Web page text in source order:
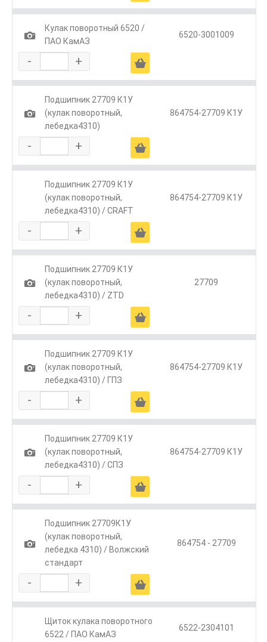
1
Кулак поворотный 6520 /
ПАО КамАЗ
6520-3001009
- + Ä
1
Подшипник 27709 К1У
(кулак поворотный,
лебедка4310)
864754-27709 К1У
- + Ä
Подшипник 27709 К1У
(кулак поворотный,
лебедка4310) / CRAFT
864754-27709 К1У
- + Ä
1
Подшипник 27709 К1У
(кулак поворотный,
лебедка4310) / ZTD
27709
- + Ä
1
Подшипник 27709 К1У
(кулак поворотный,
лебедка4310) / ГПЗ
864754-27709 К1У
- + Ä
1
Подшипник 27709 К1У
(кулак поворотный,
лебедка4310) / СПЗ
864754-27709 К1У
- + Ä
1
Подшипник 27709К1У
(кулак поворотный,
лебедка 4310) / Волжский
стандарт
864754 - 27709
- + Ä
Щиток кулака поворотного
6522 / ПАО КамАЗ
6522-2304101